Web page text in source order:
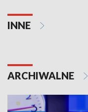
INNE
ARCHIWALNE